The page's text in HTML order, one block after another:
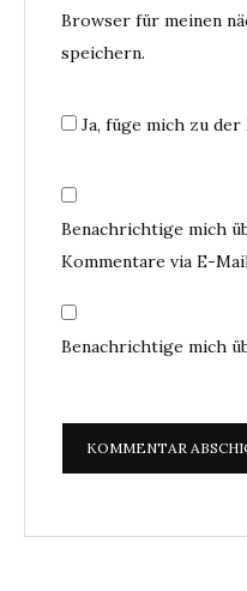
Browser für meinen
speichern.
Ja, füge mich zu
Benachrichtige mich
Kommentare via E-
Benachrichtige mich